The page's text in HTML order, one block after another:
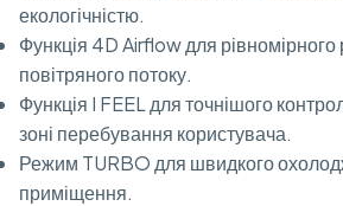
екологічністю.
Функція 4D Airflow для рівномірного
повітряного потоку.
Функція I FEEL для точнішого
зоні перебування користувача.
Режим TURBO для швидкого
приміщення.